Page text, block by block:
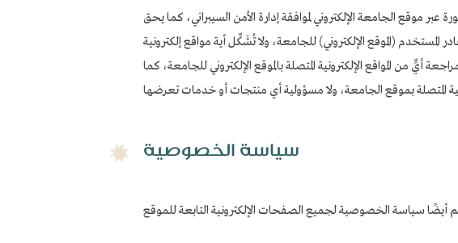
عبر موقع الجامعة الإلكتروني لموافقة إدارة الأمن السيبراني، كما يحق
(الموقع الإلكتروني) للجامعة، ولا تُشَكِّل أية مواقع إلكترونية
أيٍّ من المواقع الإلكترونية المتصلة بالموقع الإلكتروني للجامعة، كما
سياسة الخصوصية